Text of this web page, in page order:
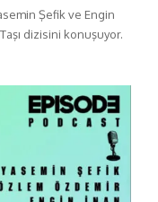
Şefik ve Engin
dizisini konuşuyor.